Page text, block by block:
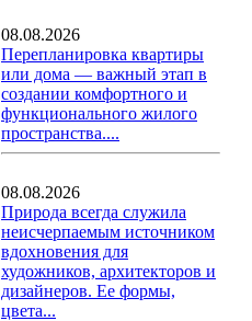
08.08.2026
Перепланировка квартиры
или дома — важный этап в
создании комфортного и
функционального жилого
пространства....
08.08.2026
Природа всегда служила
неисчерпаемым источником
вдохновения для
художников, архитекторов и
дизайнеров. Ее формы,
цвета...